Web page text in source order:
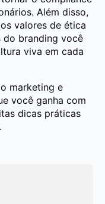
Além disso,
valores de ética
do branding você
viva em cada
marketing e
você ganha com
dicas práticas